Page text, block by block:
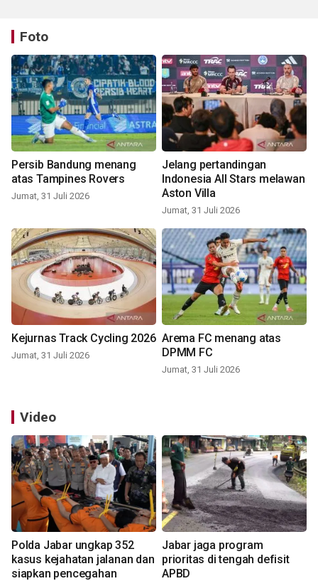
Foto
Persib Bandung menang
atas Tampines Rovers
Jumat, 31 Juli 2026
Jelang pertandingan
Indonesia All Stars melawan
Aston Villa
Jumat, 31 Juli 2026
Kejurnas Track Cycling 2026
Jumat, 31 Juli 2026
Arema FC menang atas
DPMM FC
Jumat, 31 Juli 2026
Video
Polda Jabar ungkap 352
kasus kejahatan jalanan dan
siapkan pencegahan
Jabar jaga program
prioritas di tengah defisit
APBD